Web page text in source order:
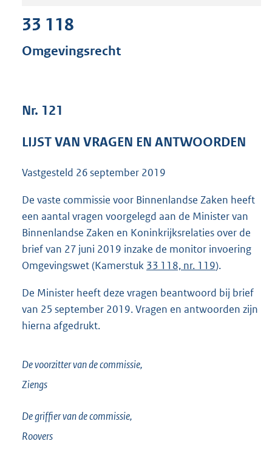
e
4
K
33 118
Omgevingsrecht
Nr. 121
LIJST VAN VRAGEN EN ANTWOORDEN
Vastgesteld 26 september 2019
De vaste commissie voor Binnenlandse Zaken heeft
een aantal vragen voorgelegd aan de Minister van
Binnenlandse Zaken en Koninkrijksrelaties over de
brief van 27 juni 2019 inzake de monitor invoering
Omgevingswet (Kamerstuk 33 118, nr. 119).
De Minister heeft deze vragen beantwoord bij brief
van 25 september 2019. Vragen en antwoorden zijn
hierna afgedrukt.
De voorzitter van de commissie,
Ziengs
De griffier van de commissie,
Roovers